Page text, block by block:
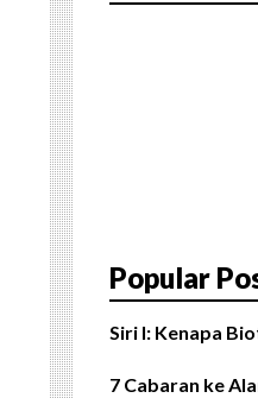
Popular
Siri I: Kenapa
7 Cabaran ke